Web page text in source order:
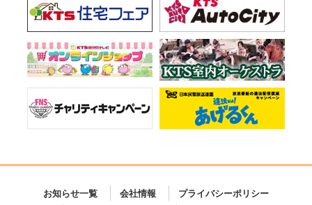
お知らせ一覧 会社情報
プライバシーポリシー